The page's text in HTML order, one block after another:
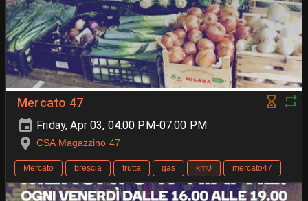
Mercato 47
Friday, Apr 03, 04:00 PM-07:00 PM
CSA Magazzino 47
Mercato brescia frutta gas km0 mercato47